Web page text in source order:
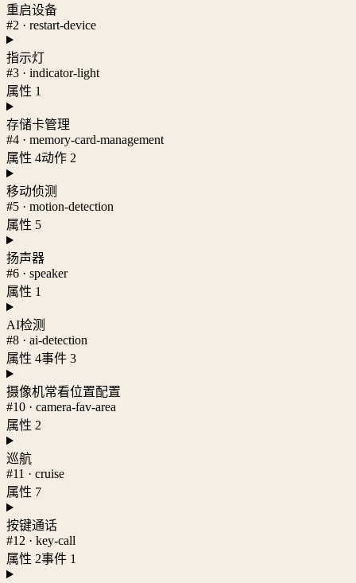
重启设备
#2 · restart-device
指示灯
#3 · indicator-light
属性 1
存储卡管理
#4 · memory-card-management
属性 4动作 2
移动侦测
#5 · motion-detection
属性 5
扬声器
#6 · speaker
属性 1
AI检测
#8 · ai-detection
属性 4事件 3
摄像机常看位置配置
#10 · camera-fav-area
属性 2
巡航
#11 · cruise
属性 7
按键通话
#12 · key-call
属性 2事件 1